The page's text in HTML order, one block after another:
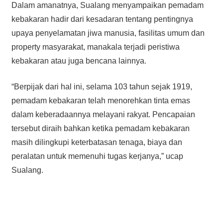
Dalam amanatnya, Sualang menyampaikan pemadam
kebakaran hadir dari kesadaran tentang pentingnya
upaya penyelamatan jiwa manusia, fasilitas umum dan
property masyarakat, manakala terjadi peristiwa
kebakaran atau juga bencana lainnya.
“Berpijak dari hal ini, selama 103 tahun sejak 1919,
pemadam kebakaran telah menorehkan tinta emas
dalam keberadaannya melayani rakyat. Pencapaian
tersebut diraih bahkan ketika pemadam kebakaran
masih dilingkupi keterbatasan tenaga, biaya dan
peralatan untuk memenuhi tugas kerjanya,” ucap
Sualang.